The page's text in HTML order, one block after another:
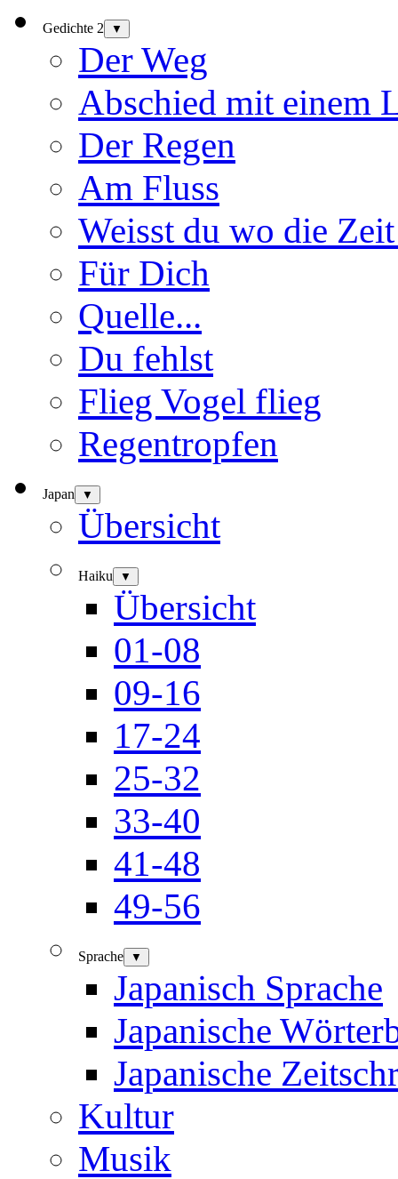
Gedichte 2 ▼
Der Weg
Abschied mit einem
Der Regen
Am Fluss
Weisst du wo die
Für Dich
Quelle...
Du fehlst
Flieg Vogel flieg
Regentropfen
Japan ▼
Übersicht
Haiku ▼
Übersicht
01-08
09-16
17-24
25-32
33-40
41-48
49-56
Sprache ▼
Japanisch Sprache
Japanische
Japanische
Kultur
Musik